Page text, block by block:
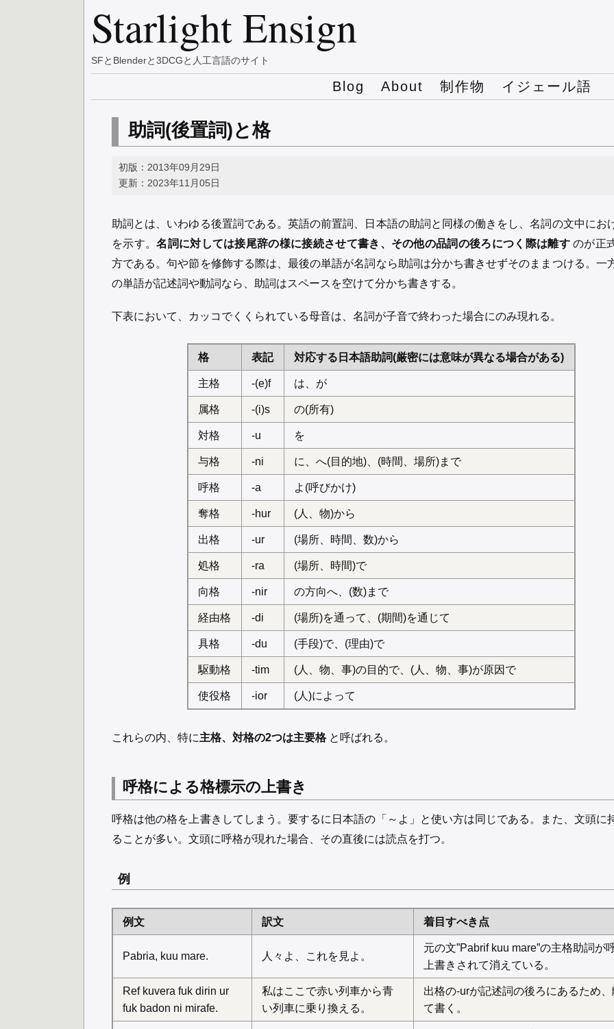
Starlight Ensign
SFとBlenderと3DCGと人工言語のサイト
Blog About 制作物 イジェール語
助詞(後置詞)と格
初版：2013年09月29日
更新：2023年11月05日
助詞とは、いわゆる後置詞である。英語の前置詞、日本語の助詞と同様の働きをし、名詞の文中にお
を示す。名詞に対しては接尾辞の様に接続させて書き、その他の品詞の後ろにつく際は離すのが正
方である。句や節を修飾する際は、最後の単語が名詞なら助詞は分かち書きせずそのままつける。一
の単語が記述詞や動詞なら、助詞はスペースを空けて分かち書きする。
下表において、カッコでくくられている母音は、名詞が子音で終わった場合にのみ現れる。
格 表記 対応する日本語助詞(厳密には意味が異なる場合がある)
主格 -(e)f は、が
属格 -(i)s の(所有)
対格 -u を
与格 -ni に、へ(目的地)、(時間、場所)まで
呼格 -a よ(呼びかけ)
奪格 -hur (人、物)から
出格 -ur (場所、時間、数)から
処格 -ra (場所、時間)で
向格 -nir の方向へ、(数)まで
経由格 -di (場所)を通って、(期間)を通じて
具格 -du (手段)で、(理由)で
駆動格 -tim (人、物、事)の目的で、(人、物、事)が原因で
使役格 -ior (人)によって
これらの内、特に主格、対格の2つは主要格と呼ばれる。
呼格による格標示の上書き
呼格は他の格を上書きしてしまう。要するに日本語の「～よ」と使い方は同じである。また、文頭に
ることが多い。文頭に呼格が現れた場合、その直後には読点を打つ。
例
例文 訳文 着目すべき点
Pabria, kuu mare. 人々よ、これを見よ。
元の文”Pabrif kuu mare”の主格助詞が
上書きされて消えている。
Ref kuvera fuk dirin ur
fuk badon ni mirafe.
私はここで赤い列車から青
い列車に乗り換える。
出格の-urが記述詞の後ろにあるため
て書く。